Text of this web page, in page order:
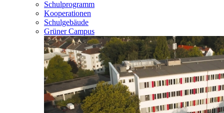
Schulprogramm
Kooperationen
Schulgebäude
Grüner Campus